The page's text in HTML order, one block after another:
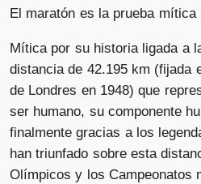
El maratón es la prueba mítica
Mítica por su historia ligada a
distancia de 42.195 km (fijada
de Londres en 1948) que
ser humano, su componente
finalmente gracias a los
han triunfado sobre esta
Olímpicos y los Campeonatos